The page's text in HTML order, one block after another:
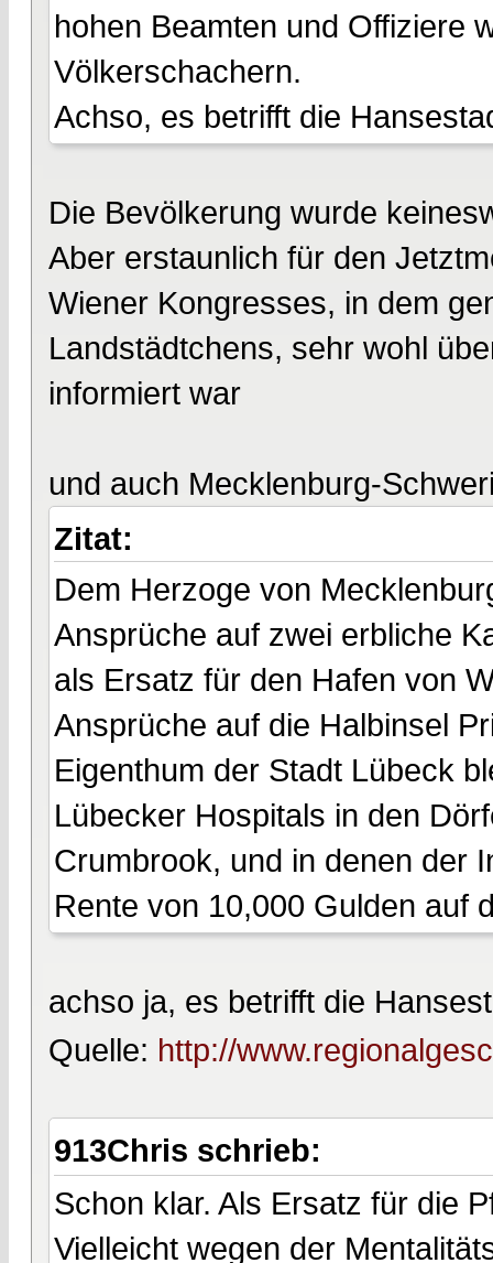
hohen Beamten und Offiziere
Völkerschachern.
Achso, es betrifft die
Die Bevölkerung wurde
Aber erstaunlich für den
Wiener Kongresses, in dem
Landstädtchens, sehr wohl
informiert war
und auch Mecklenburg-
Zitat:
Dem Herzoge von
Ansprüche auf zwei erbliche
als Ersatz für den Hafen von
Ansprüche auf die Halbinsel
Eigenthum der Stadt Lübeck
Lübecker Hospitals in den
Crumbrook, und in denen der
Rente von 10,000 Gulden auf
achso ja, es betrifft die
Quelle: http://
913Chris schrieb:
Schon klar. Als Ersatz für die
Vielleicht wegen der